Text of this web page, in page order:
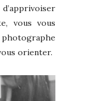
vous vous
orienter.